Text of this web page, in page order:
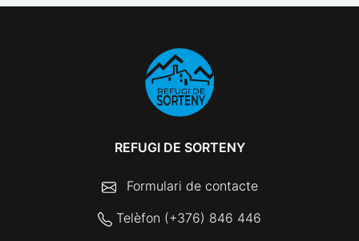
REFUGI DE SORTENY
Formulari de contacte
Telèfon (+376) 846 446